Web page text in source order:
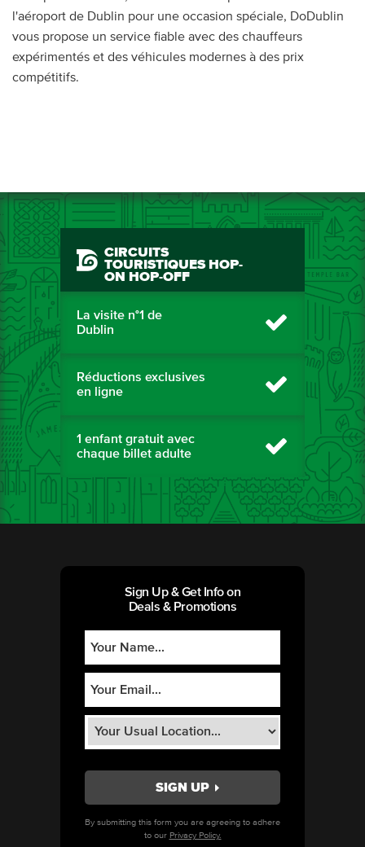
l'aéroport de Dublin pour une occasion spéciale, DoDublin
vous propose un service fiable avec des chauffeurs
expérimentés et des véhicules modernes à des prix
compétitifs.
CIRCUITS
TOURISTIQUES HOP-
ON HOP-OFF
La visite n°1 de
Dublin
Réductions exclusives
en ligne
1 enfant gratuit avec
chaque billet adulte
Sign Up & Get Info on
Deals & Promotions
By submitting this form you are agreeing to adhere
to our Privacy Policy.